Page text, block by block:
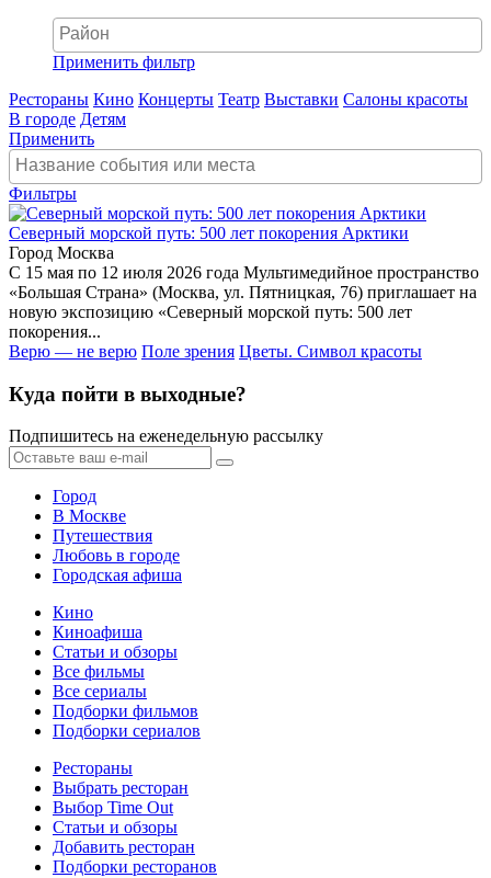
Применить фильтр
Рестораны Кино Концерты Театр Выставки Салоны красоты
В городе Детям
Применить
Фильтры
Северный морской путь: 500 лет покорения Арктики
Город Москва
С 15 мая по 12 июля 2026 года Мультимедийное пространство
«Большая Страна» (Москва, ул. Пятницкая, 76) приглашает на
новую экспозицию «Северный морской путь: 500 лет
покорения...
Верю — не верю Поле зрения Цветы. Символ красоты
Куда пойти в выходные?
Подпишитесь на еженедельную рассылку
Город
В Москве
Путешествия
Любовь в городе
Городская афиша
Кино
Киноафиша
Статьи и обзоры
Все фильмы
Все сериалы
Подборки фильмов
Подборки сериалов
Рестораны
Выбрать ресторан
Выбор Time Out
Статьи и обзоры
Добавить ресторан
Подборки ресторанов